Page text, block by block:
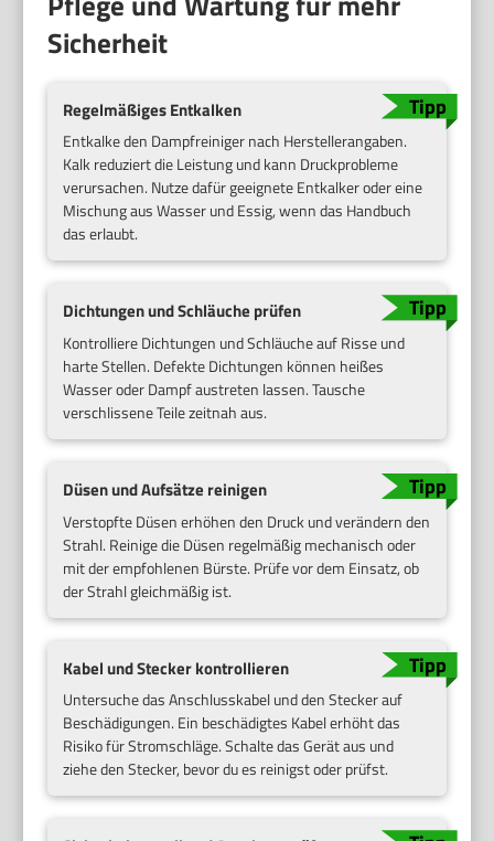
Sicherheit
Regelmäßiges Entkalken
Entkalke den Dampfreiniger nach Herstellerangaben.
Kalk reduziert die Leistung und kann Druckprobleme
verursachen. Nutze dafür geeignete Entkalker oder eine
Mischung aus Wasser und Essig, wenn das Handbuch
das erlaubt.
Dichtungen und Schläuche prüfen
Kontrolliere Dichtungen und Schläuche auf Risse und
harte Stellen. Defekte Dichtungen können heißes
Wasser oder Dampf austreten lassen. Tausche
verschlissene Teile zeitnah aus.
Düsen und Aufsätze reinigen
Verstopfte Düsen erhöhen den Druck und verändern den
Strahl. Reinige die Düsen regelmäßig mechanisch oder
mit der empfohlenen Bürste. Prüfe vor dem Einsatz, ob
der Strahl gleichmäßig ist.
Kabel und Stecker kontrollieren
Untersuche das Anschlusskabel und den Stecker auf
Beschädigungen. Ein beschädigtes Kabel erhöht das
Risiko für Stromschläge. Schalte das Gerät aus und
ziehe den Stecker, bevor du es reinigst oder prüfst.